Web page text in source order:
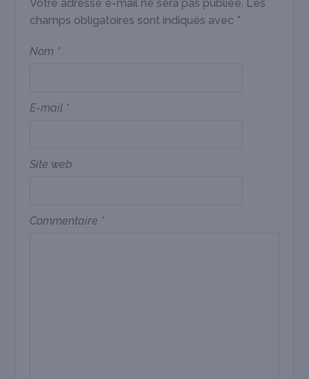
Votre adresse e-mail ne sera pas publiée. Les
champs obligatoires sont indiqués avec *
Nom *
E-mail *
Site web
Commentaire *